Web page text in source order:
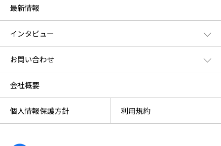
最新情報
インタビュー
お問い合わせ
会社概要
個人情報保護方針 利用規約